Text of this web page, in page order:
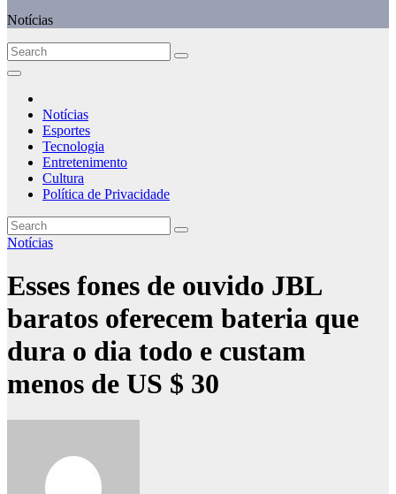
Notícias
Notícias
Esportes
Tecnologia
Entretenimento
Cultura
Política de Privacidade
Notícias
Esses fones de ouvido JBL
baratos oferecem bateria que
dura o dia todo e custam
menos de US $ 30